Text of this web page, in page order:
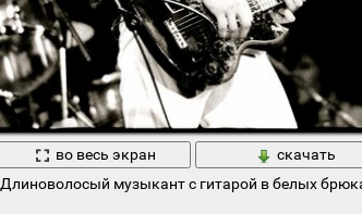
во весь экран
скачать
Длиноволосый музыкант с гитарой в белых